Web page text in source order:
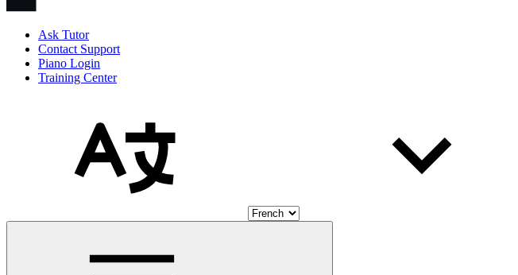
Ask Tutor
Contact Support
Piano Login
Training Center